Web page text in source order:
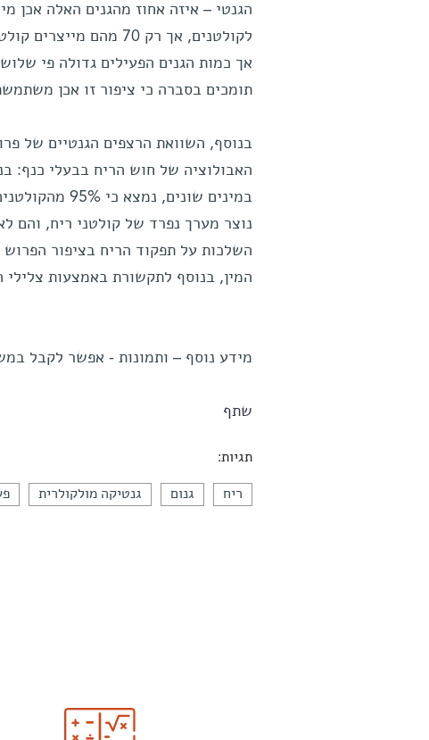
לקולטנים, אך רק 70
תומכים בסברה כי ציפור זו אכן
בנוסף, השוואת הרצפים הגנטיים של
האבולוציה של חוש הריח בבעלי כנף:
במינים
נוצר מערך נפרד של קולטני ריח, והם
השלכות על תפקוד הריח בציפור הפרוש
המין, בנוסף לתקשורת באמצעות צלילי
מידע נוסף – ותמונות - אפשר לקבל במשרד
שתף
תגיות:
ריח גנום גנטיקה מולקולרית